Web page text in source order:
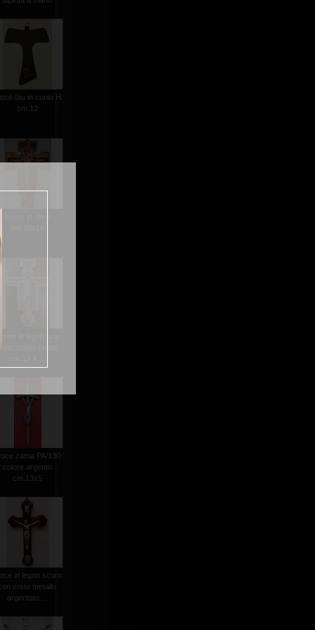
tau in cuoio H
cm.12
zama PA/130
colore argento
cm.13x5
in legno scuro
crsto metallo
argentato ...